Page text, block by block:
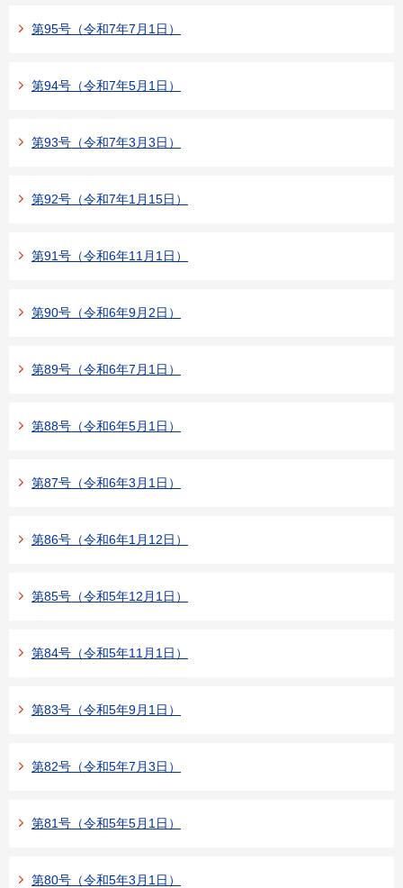
第95号（令和7年7月1日）
第94号（令和7年5月1日）
第93号（令和7年3月3日）
第92号（令和7年1月15日）
第91号（令和6年11月1日）
第90号（令和6年9月2日）
第89号（令和6年7月1日）
第88号（令和6年5月1日）
第87号（令和6年3月1日）
第86号（令和6年1月12日）
第85号（令和5年12月1日）
第84号（令和5年11月1日）
第83号（令和5年9月1日）
第82号（令和5年7月3日）
第81号（令和5年5月1日）
第80号（令和5年3月1日）